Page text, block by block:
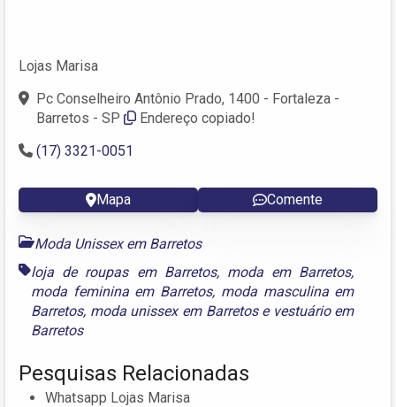
Lojas Marisa
Pc Conselheiro Antônio Prado, 1400 - Fortaleza -
Barretos - SP
Endereço copiado!
(17) 3321-0051
Mapa Comente
Moda Unissex em Barretos
loja de roupas em Barretos, moda em Barretos,
moda feminina em Barretos, moda masculina em
Barretos, moda unissex em Barretose vestuário em
Barretos
Pesquisas Relacionadas
Whatsapp Lojas Marisa